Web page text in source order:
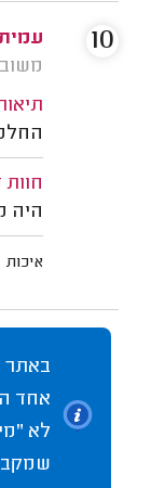
משוב: 17/07/
היה
איכות
10
באתר
אחד
לא